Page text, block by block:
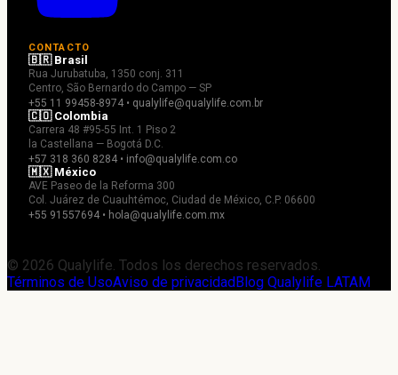
CONTACTO
🇧🇷 Brasil
Rua Jurubatuba, 1350 conj. 311
Centro, São Bernardo do Campo — SP
+55 11 99458-8974 • qualylife@qualylife.com.br
🇨🇴 Colombia
Carrera 48 #95-55 Int. 1 Piso 2
la Castellana — Bogotá D.C.
+57 318 360 8284 • info@qualylife.com.co
🇲🇽 México
AVE Paseo de la Reforma 300
Col. Juárez de Cuauhtémoc, Ciudad de México, C.P. 06600
+55 91557694 • hola@qualylife.com.mx
© 2026 Qualylife. Todos los derechos reservados.
Términos de UsoAviso de privacidad Blog Qualylife LATAM